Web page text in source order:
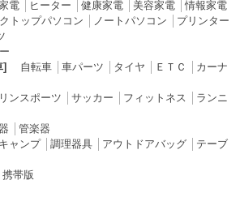
電│ ヒーター 健康家電│ 美容家電│情報家電
トップパソコン ノートパソコン
プリンター
]
自転車│ 車パーツ タイヤ ＥＴＣ
カーナ
ンスポーツ サッカー フィットネス
ランニ
管楽器
キャンプ│ 調理器具│ アウトドアバッグ│ テーブ
帯版